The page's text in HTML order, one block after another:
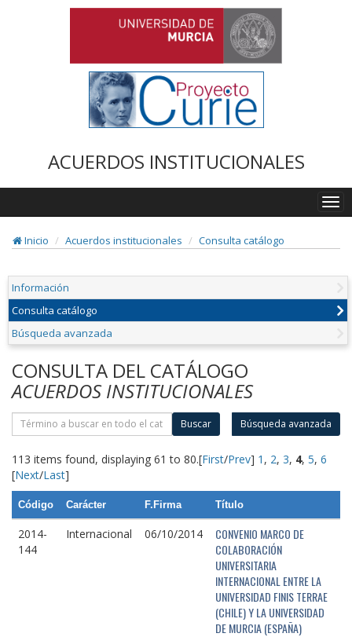
ACUERDOS INSTITUCIONALES
Inicio
Acuerdos institucionales Consulta catálogo
Información
Consulta catálogo
Búsqueda avanzada
CONSULTA DEL CATÁLOGO
ACUERDOS INSTITUCIONALES
Buscar Búsqueda avanzada
113 items found, displaying 61 to 80.[First/Prev] 1 , 2, 3, 4, 5, 6
[Next/Last]
Código Carácter F.Firma Título
2014-
144
Internacional 06/10/2014
CONVENIO MARCO DE
COLABORACIÓN
UNIVERSITARIA
INTERNACIONAL ENTRE LA
UNIVERSIDAD FINIS TERRAE
(CHILE) Y LA UNIVERSIDAD
DE MURCIA (ESPAÑA)